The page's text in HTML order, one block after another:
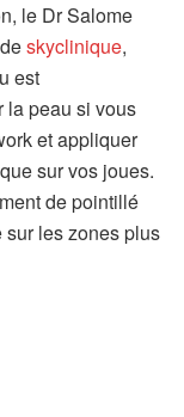
le Dr Salome
skyclinique,
est
la peau si vous
et appliquer
sur vos joues.
de pointillé
les zones plus